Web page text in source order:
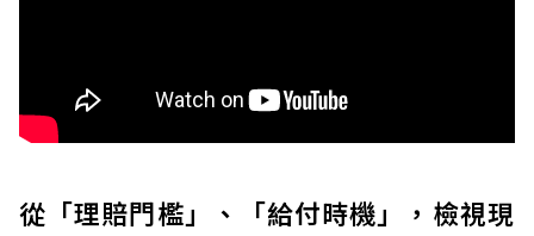
從「理賠門檻」、「給付時機」，檢視現